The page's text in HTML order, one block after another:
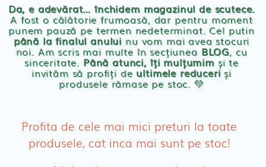
Servetele umede ecologice
Cosmetice BEBE
Olita Bio Naty
PRODUSE FEMEI
Absorbante Post-Natale
Da, e adevărat… închidem magazinul de scutece.
A fost o călătorie frumoasă, dar pentru moment
punem pauză pe termen nedeterminat. Cel putin
până la finalul anului nu vom mai avea stocuri
noi. Am scris mai multe în secțiunea BLOG, cu
sinceritate. Până atunci, îți mulțumimși te
invităm să profiți de ultimele reduceriși
produsele rămase pe stoc. 💛
Profita de cele mai mici preturi la toate
produsele, cat inca mai sunt pe stoc!